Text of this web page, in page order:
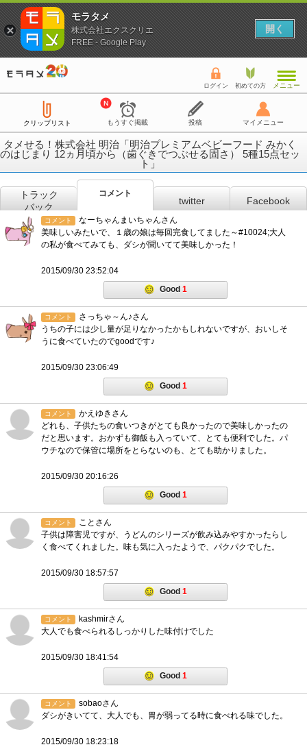
ログイン 初めての方 メニュー
クリップリスト もうすぐ掲載 投稿 マイメニュー
タメせる！株式会社 明治「明治プレミアムベビーフード みかく
のはじまり 12ヵ月頃から（歯ぐきでつぶせる固さ） 5種15点セッ
ト」
トラック
バック
コメント
twitter Facebook
コメント
なーちゃんまいちゃんさん
美味しいみたいで、１歳の娘は毎回完食してました～#10024;大人
の私が食べてみても、ダシが聞いてて美味しかった！
2015/09/30 23:52:04
Good 1
コメント
さっちゃ～ん♪さん
うちの子には少し量が足りなかったかもしれないですが、おいしそ
うに食べていたのでgoodです♪
2015/09/30 23:06:49
Good 1
コメント
かえゆきさん
どれも、子供たちの食いつきがとても良かったので美味しかったの
だと思います。おかずも御飯も入っていて、とても便利でした。パ
ウチなので保管に場所をとらないのも、とても助かりました。
2015/09/30 20:16:26
Good 1
コメント
ことさん
子供は障害児ですが、うどんのシリーズが飲み込みやすかったらし
く食べてくれました。味も気に入ったようで、パクパクでした。
2015/09/30 18:57:57
Good 1
コメント
kashmirさん
大人でも食べられるしっかりした味付けでした
2015/09/30 18:41:54
Good 1
コメント
sobaoさん
ダシがきいてて、大人でも、胃が弱ってる時に食べれる味でした。
2015/09/30 18:23:18
モラタメ
株式会社エクスクリエ
FREE - Google Play
開く